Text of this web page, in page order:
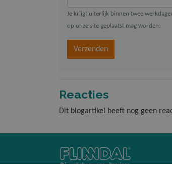
Je krijgt uiterlijk binnen twee
op onze site geplaatst mag worden.
Verzenden
Reacties
Dit blogartikel heeft nog geen